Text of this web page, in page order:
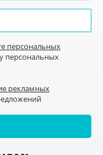
персональных
персональных
рекламных